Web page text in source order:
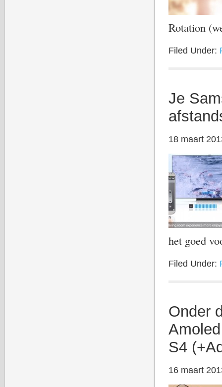
Rotation
Filed Under:
Je
18 maart
het goed
Filed Under:
Onder
S4
16 maart